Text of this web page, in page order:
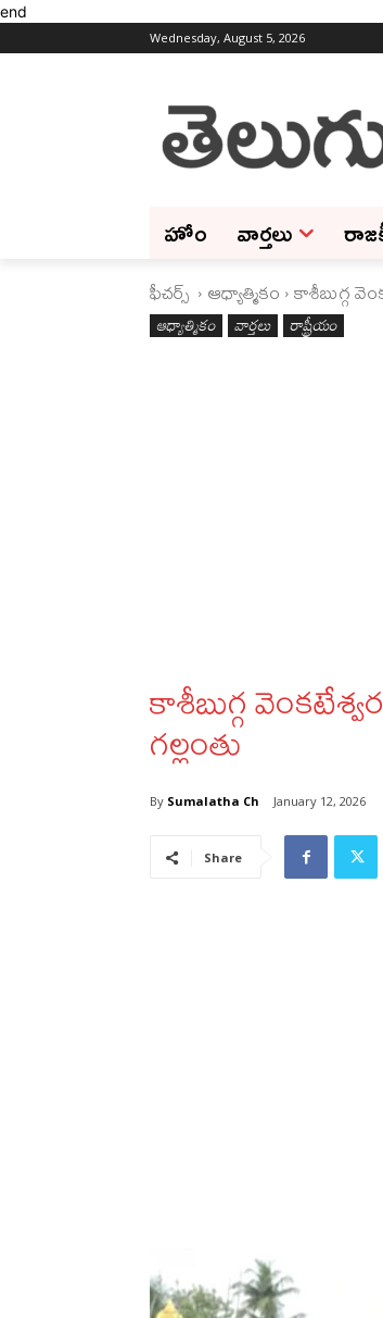
end
Wednesday, August 5, 2026
హోం వార్తలు
ఫీచ‌ర్స్ ‌ ఆధ్యాత్మికం కాశీబుగ్గ
ఆధ్యాత్మికం వార్తలు రాష్ట్రీయం
కాశీబుగ్గ
గల్లంతు
By Sumalatha Ch January 12, 2026
Share